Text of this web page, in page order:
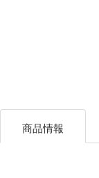
商品情報